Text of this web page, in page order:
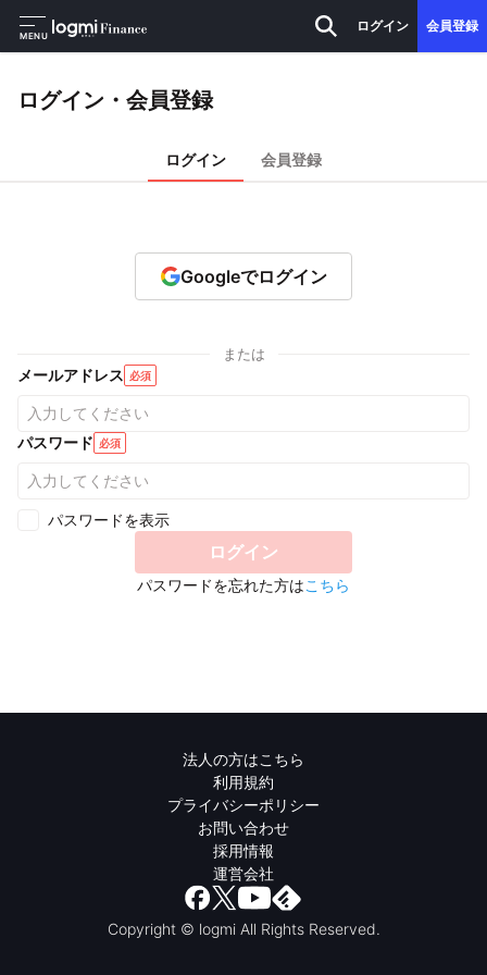
MENU
ログイン 会員登録
ログイン・会員登録
ログイン 会員登録
Googleでログイン
または
メールアドレス 必須
パスワード 必須
パスワードを表示
ログイン
パスワードを忘れた方はこちら
法人の方はこちら
利用規約
プライバシーポリシー
お問い合わせ
採用情報
運営会社
Copyright © logmi All Rights Reserved.